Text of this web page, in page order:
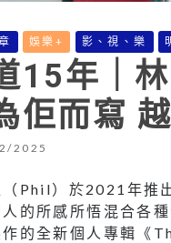
娛樂+ 影、視、樂
15年｜
佢而寫
2025
（Phil）於2021年推
的所感所悟混合各
作的全新個人專輯《